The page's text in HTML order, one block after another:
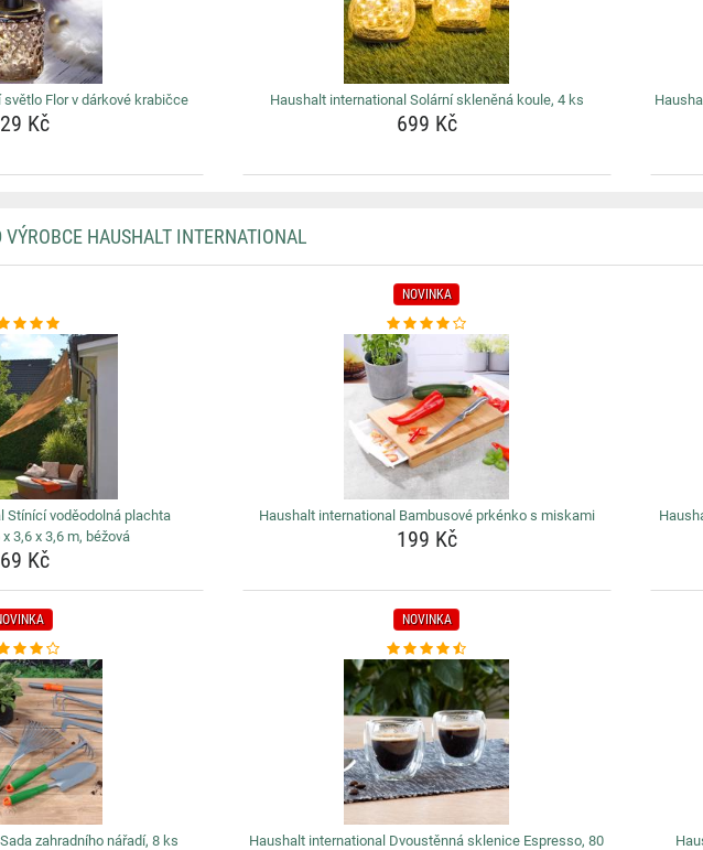
Flor v dárkové krabičce
Kč
Haushalt international Solární skleněná koule, 4 ks
699 Kč
VÝROBCE HAUSHALT INTERNATIONAL
Stínící voděodolná plachta
3,6 x 3,6 m, béžová
Kč
NOVINKA
Haushalt international Bambusové prkénko s miskami
199 Kč
zahradního nářadí, 8 ks
NOVINKA
Haushalt international Dvoustěnná sklenice Espresso, 80